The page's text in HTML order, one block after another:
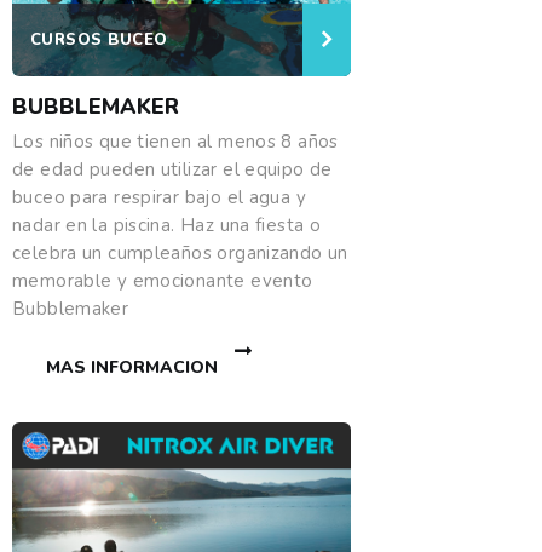
CURSOS BUCEO
BUBBLEMAKER
Los niños que tienen al menos 8 años
de edad pueden utilizar el equipo de
buceo para respirar bajo el agua y
nadar en la piscina. Haz una fiesta o
celebra un cumpleaños organizando un
memorable y emocionante evento
Bubblemaker
MAS INFORMACION